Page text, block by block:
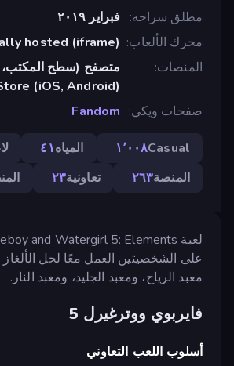
مطلق سراحه
فبراير ٢٠١٩
محرك الألعاب
hosted (iframe)
المنصات
متصفح (سطح المكتب،
(iOS, Android)
صفحات ويكي
Fandom
Casual١٬٠٠٨ المياه٤١
المنصة٢٦٣ تعاونية٢٣
لعبة Fireboy and Watergirl 5: Elements هي لعبة
على الشخصيتين العمل معًا لحل
معبد الرياح، ومعبد الجليد، ومعبد النار.
فايربوي ووترغيرل 5
أسلوب اللعب التعاوني